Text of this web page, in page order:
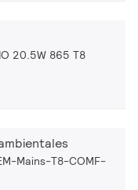
20.5W 865 T8
Mains-T8-COMF-